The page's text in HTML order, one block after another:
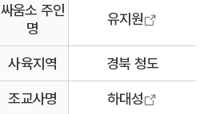
싸움소 주인
명
유지원
사육지역 경북 청도
조교사명 하대성